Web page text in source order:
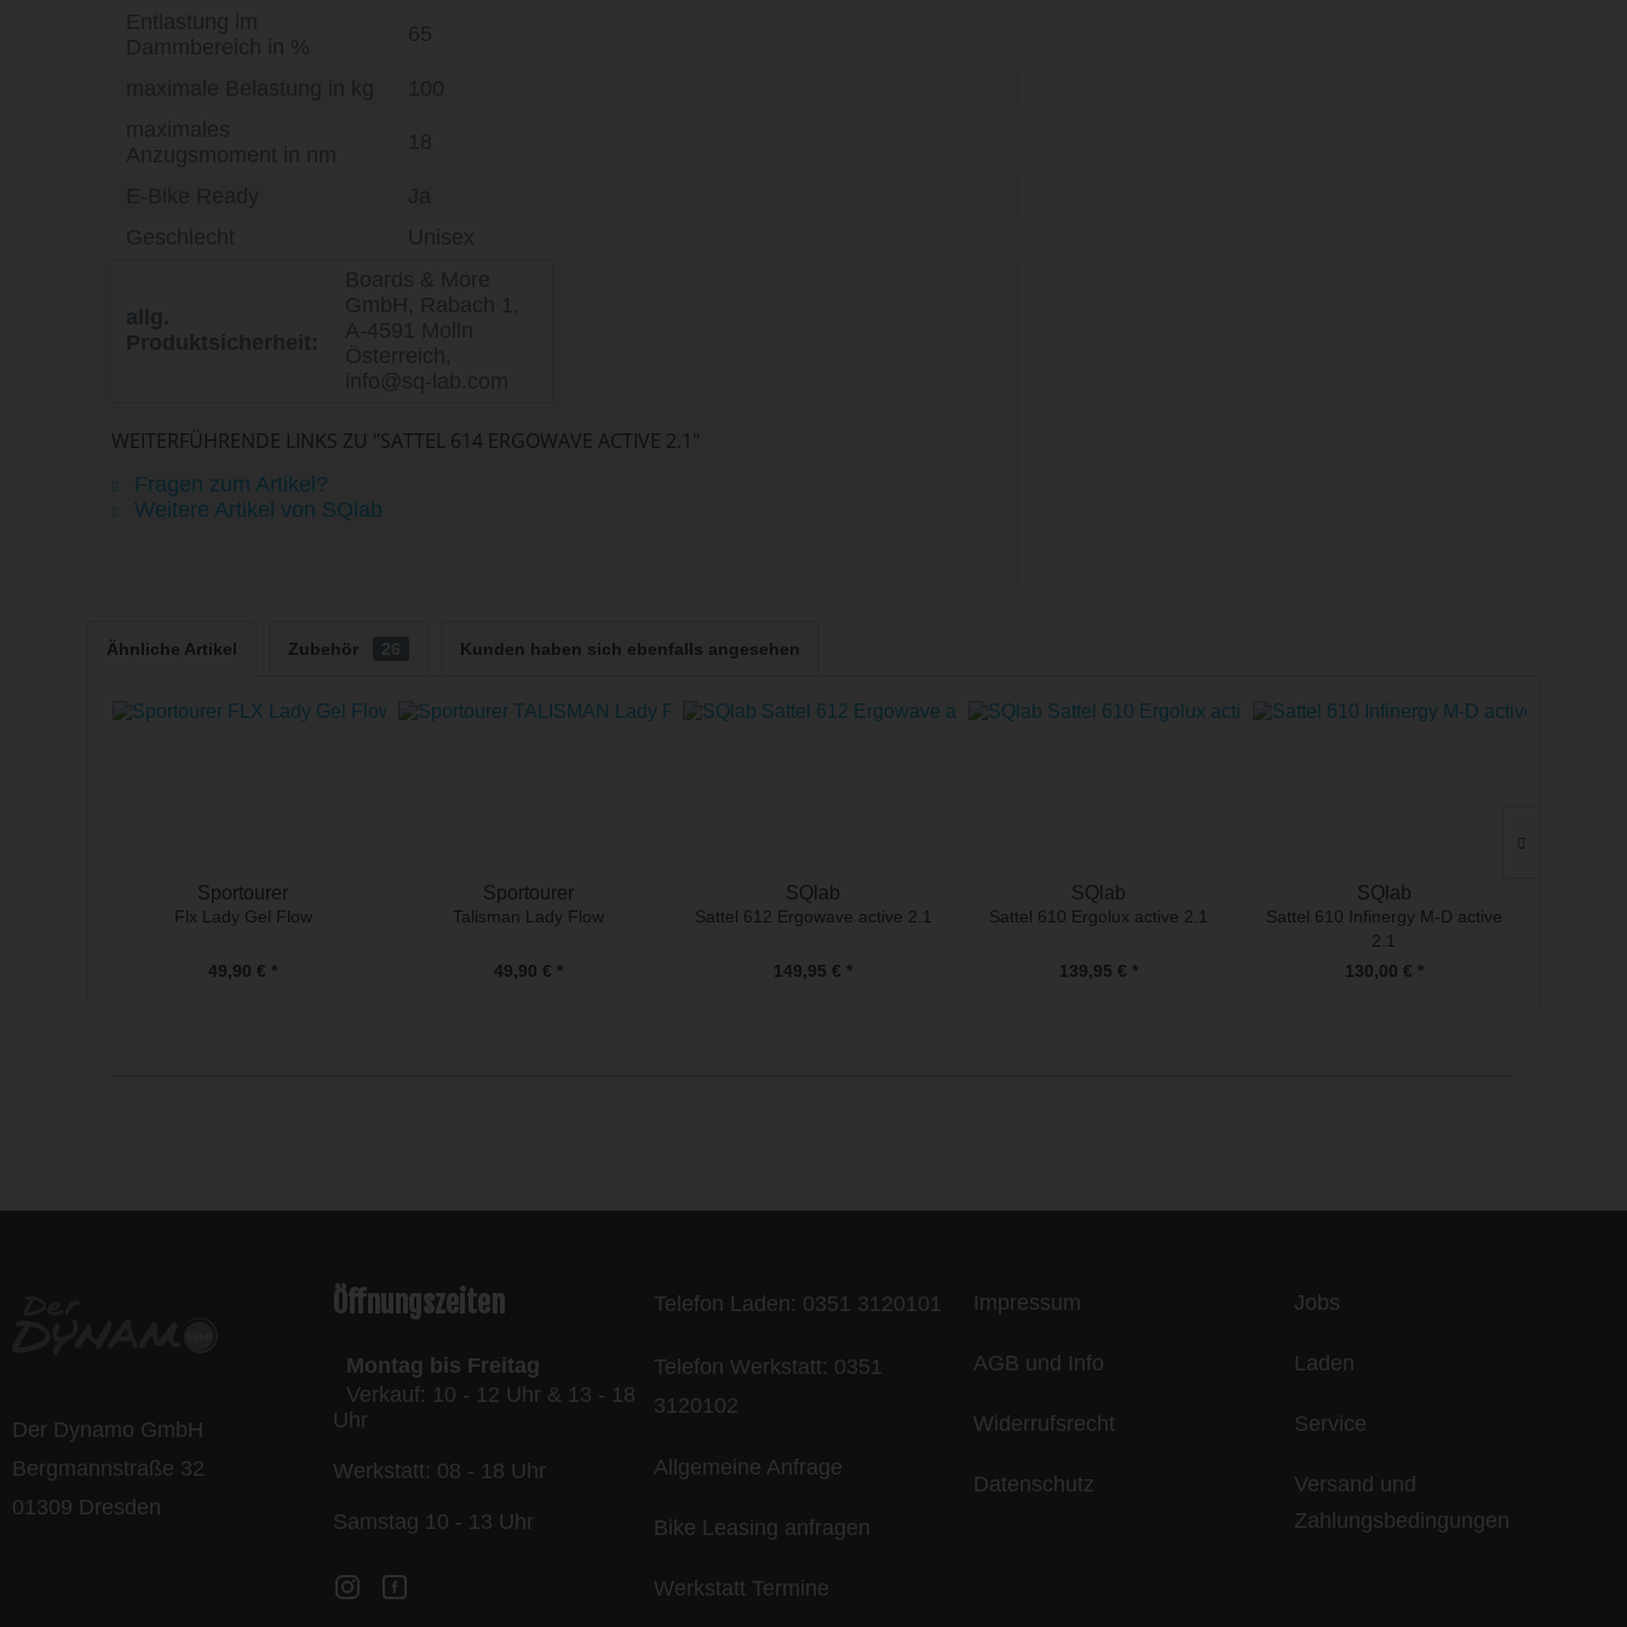
Entlastung im
Dammbereich in %
65
maximales
Anzugsmoment in nm
18
Geschlecht
Unisex
allg.
Produktsicherheit:
Boards & More
GmbH, Rabach 1,
A-4591 Molln
Österreich,
info@sq-lab.com
WEITERFÜHRENDE LINKS ZU "SATTEL 614 ERGOWAVE ACTIVE 2.1"
Fragen zum Artikel?
Weitere Artikel von SQlab
Ähnliche Artikel Zubehör 26 Kunden haben sich ebenfalls angesehen
Sportourer
Flx Lady Gel Flow
49,90 € *
Sportourer
Talisman Lady Flow
49,90 € *
SQlab
Sattel 612 Ergowave active 2.1
149,95 € *
SQlab
Sattel 610 Ergolux active 2.1
139,95 € *
SQlab
Sattel 610 Infinergy M-D active
2.1
130,00 € *
Der Dynamo GmbH
Bergmannstraße 32
01309 Dresden
Öffnungszeiten
Montag bis Freitag
Verkauf: 10 - 12 Uhr & 13 - 18
Uhr
Werkstatt: 08 - 18 Uhr
Samstag 10 - 13 Uhr
Telefon Laden: 0351 3120101
Telefon Werkstatt: 0351
3120102
Allgemeine Anfrage
Bike Leasing anfragen
Werkstatt Termine
Impressum
AGB und Info
Widerrufsrecht
Datenschutz
Jobs
Laden
Service
Versand und
Zahlungsbedingungen